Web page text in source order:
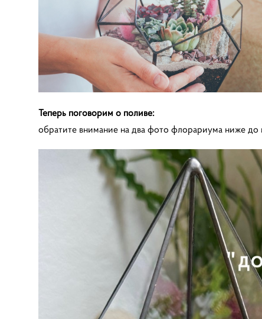
Теперь поговорим о поливе:
обратите внимание на два фото флорариума ниже до